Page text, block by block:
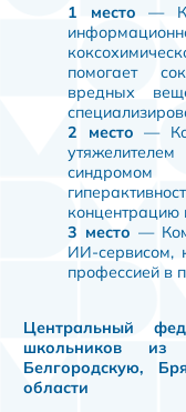
1 место —
помогает
вредных
2 место —
концентрацию
3 место —
ИИ-сервисом,
профессией в
Центральный
школьников из
Белгородскую,
области